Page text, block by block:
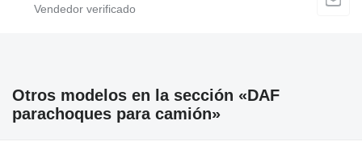
Otros modelos en la sección «DAF
parachoques para camión»